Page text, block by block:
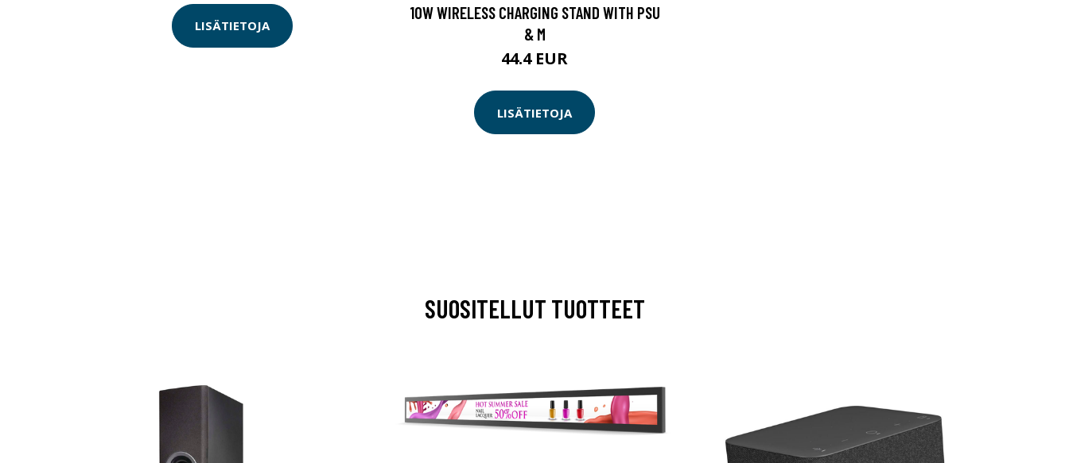
LISÄTIETOJA
10W WIRELESS CHARGING STAND WITH PSU
& M
44.4 EUR
LISÄTIETOJA
SUOSITELLUT TUOTTEET